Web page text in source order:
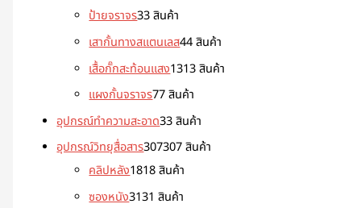
ป้ายจราจร33 สินค้า
เสากั้นทางสแตนเลส44 สินค้า
เสื้อกั๊กสะท้อนแสง1313 สินค้า
แผงกั้นจราจร77 สินค้า
อุปกรณ์ทำความสะอาด33 สินค้า
อุปกรณ์วิทยุสื่อสาร307307 สินค้า
คลิปหลัง1818 สินค้า
ซองหนัง3131 สินค้า